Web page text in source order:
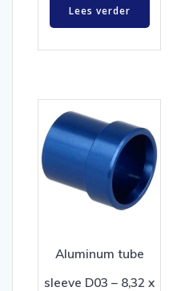
Lees verder
Aluminum tube
sleeve D03 – 8,32 x